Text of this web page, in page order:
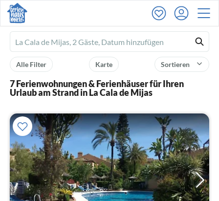
Ferienhausmiete
logo
Sortieren
Karte
Alle Filter
7 Ferienwohnungen & Ferienhäuser für Ihren
Urlaub am Strand in La Cala de Mijas